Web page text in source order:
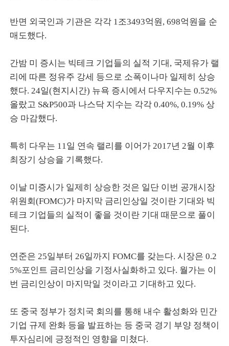
반면 외국인과 기관은 각각 1조3493억원, 698억원을 순
매도했다.
간밤 미 증시는 빅테크 기업들의 실적 기대, 국제유가 랠
리에 따른 정유주 강세 등으로 소폭이나마 일제히 상승
했다. 24일(현지시간) 뉴욕 증시에서 다우지수는 0.52%
올랐고 S&P500과 나스닥 지수는 각각 0.40%, 0.19% 상
승 마감했다.
특히 다우는 11일 연속 랠리를 이어가 2017년 2월 이후
최장기 상승을 기록했다.
이날 미증시가 일제히 상승한 것은 일단 이번 공개시장
위원회(FOMC)가 마지막 금리인상일 것이란 기대와 빅
테크 기업들의 실적이 좋을 것이란 기대 때문으로 풀이
된다.
연준은 25일부터 26일까지 FOMC를 갖는다. 시장은 0.2
5%포인트 금리인상을 기정사실화하고 있다. 월가는 이
번 금리인상이 마지막일 것이라고 기대하고 있다.
또 중국 정부가 정치국 회의를 통해 내수 활성화와 민간
기업 규제 완화 등을 발표하는 등 중국 경기 부양 정책이
투자심리에 긍정적인 영향을 미쳤다.